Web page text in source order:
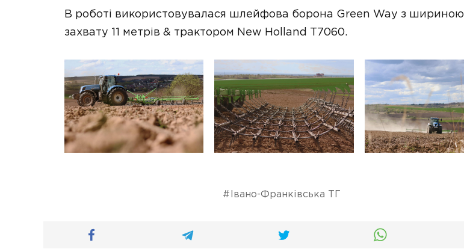
В роботі використовувалася шлейфова борона Green Way з шириною
захвату 11 метрів & трактором New Holland T7060.
Івано-Франківська ТГ